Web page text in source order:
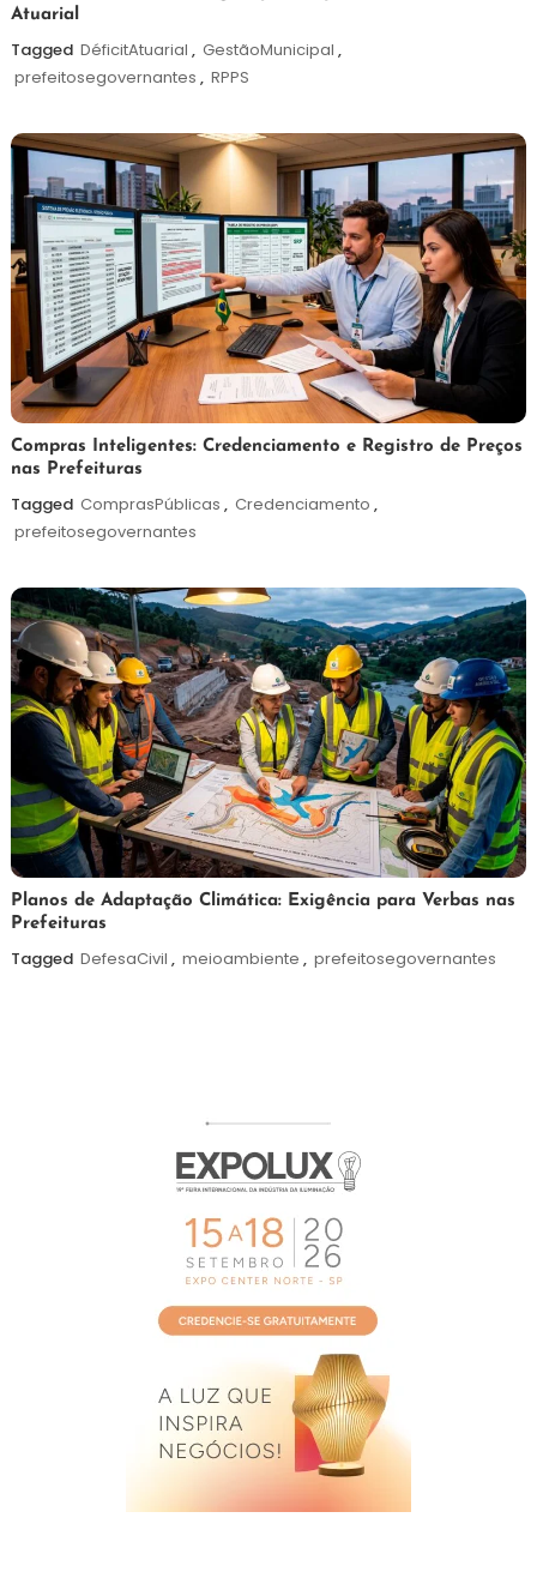
de
agosto
de
Atuarial
Tagged DéficitAtuarial , GestãoMunicipal ,
prefeitosegovernantes , RPPS
6
de
agosto
de
Redação
Compras Inteligentes: Credenciamento e Registro de Preços
nas Prefeituras
Tagged ComprasPúblicas , Credenciamento ,
prefeitosegovernantes
5
de
agosto
Redação
Planos de Adaptação Climática: Exigência para Verbas nas
Prefeituras
Tagged DefesaCivil , meioambiente , prefeitosegovernantes